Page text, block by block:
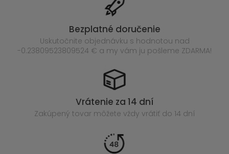
Bezplatné doručenie
Uskutočnite objednávku s hodnotou nad
-0.23809523809524 € a my vám ju pošleme ZDARMA!
Vrátenie za 14 dní
Zakúpený tovar môžete vždy vrátiť do 14 dní